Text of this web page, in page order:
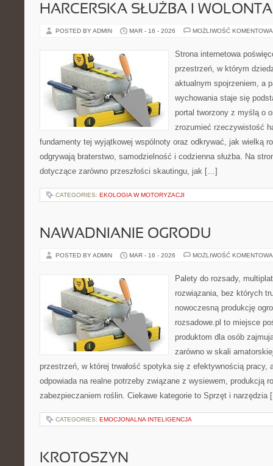
HARCERSKA SŁUŻBA I
POSTED BY ADMIN MAR - 16 - 2026 MOŻLIWOŚĆ
Strona internetowa
przestrzeń, w którym
aktualnym spojrzeniem, a
wychowania staje się
portal tworzony z myślą o
zrozumieć rzeczywistość
fundamenty tej wyjątkowej wspólnoty oraz odkrywać, jak wielką
odgrywają braterstwo, samodzielność i codzienna służba. Na
dotyczące zarówno przeszłości skautingu, jak […]
CATEGORIES: EKOLOGIA W MOTORYZACJI
NAWADNIANIE OGRODU
POSTED BY ADMIN MAR - 16 - 2026 MOŻLIWOŚĆ
Palety do rozsady,
rozwiązania, bez których
nowoczesną produkcję
rozsadowe.pl to miejsce
produktom dla osób
zarówno w skali
przestrzeń, w której trwałość spotyka się z efektywnością pracy,
odpowiada na realne potrzeby związane z wysiewem, produkcją
zabezpieczaniem roślin. Ciekawe kategorie to Sprzęt i narzędzia
CATEGORIES: EMOCJONALNA INTELIGENCJA
KROTOSZYN